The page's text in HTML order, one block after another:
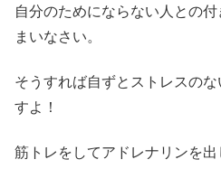
自分のためにならない人との
まいなさい。
そうすれば自ずとストレスの
すよ！
筋トレをしてアドレナリンを